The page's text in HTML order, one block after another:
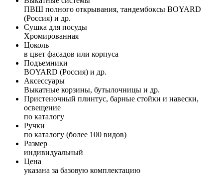
ПВШ полного открывания, тандембоксы BOYARD
(Россия) и др.
Сушка для посуды
Хромированная
Цоколь
в цвет фасадов или корпуса
Подъемники
BOYARD (Россия) и др.
Аксессуары
Выкатные корзины, бутылочницы и др.
Пристеночный плинтус, барные стойки и навески,
освещение
по каталогу
Ручки
по каталогу (более 100 видов)
Размер
индивидуальный
Цена
указана за базовую комплектацию